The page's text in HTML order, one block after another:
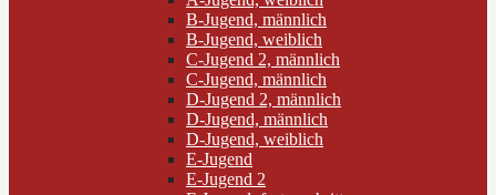
B-Jugend, männlich
B-Jugend, weiblich
C-Jugend 2, männlich
C-Jugend, männlich
D-Jugend 2, männlich
D-Jugend, männlich
D-Jugend, weiblich
E-Jugend
E-Jugend 2